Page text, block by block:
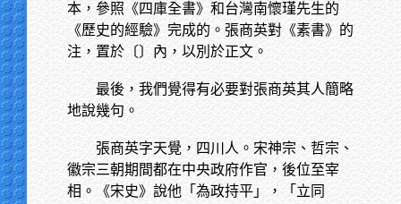
本，參照《四庫全書》和台灣南懷瑾先生的
《歷史的經驗》完成的。張商英對《素書》的
注，置於〔〕內，以別於正文。
最後，我們覺得有必要對張商英其人簡略
地說幾句。
張商英字天覺，四川人。宋神宗、哲宗、
徽宗三朝期間都在中央政府作官，後位至宰
相。《宋史》說他「為政持平」，「立同